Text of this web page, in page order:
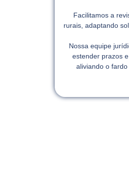
Facilitamos a
rurais, adaptando
Nossa equipe
estender prazos
aliviando o